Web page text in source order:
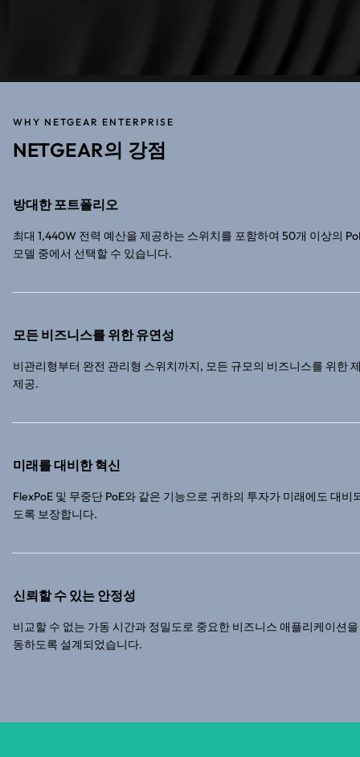
WHY NETGEAR ENTERPRISE
NETGEAR의 강점
방대한 포트폴리오
최대 1,440W 전력 예산을 제공하는 스위치를 포함하여 50개 이상의
모델 중에서 선택할 수 있습니다.
모든 비즈니스를 위한 유연성
비관리형부터 완전 관리형 스위치까지, 모든 규모의 비즈니스를 위한
제공.
미래를 대비한 혁신
FlexPoE 및 무중단 PoE와 같은 기능으로 귀하의 투자가 미래에도 대비
도록 보장합니다.
신뢰할 수 있는 안정성
비교할 수 없는 가동 시간과 정밀도로 중요한 비즈니스 애플리케이션
동하도록 설계되었습니다.